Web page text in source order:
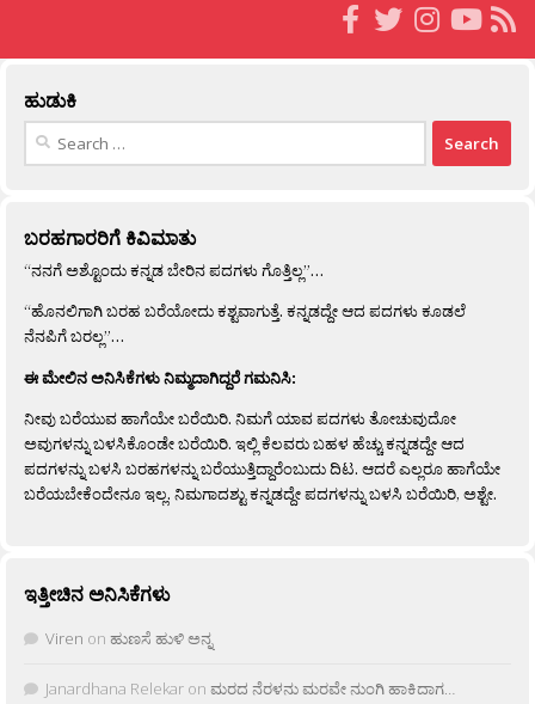
ಹುಡುಕಿ
Search
ಬರಹಗಾರರಿಗೆ ಕಿವಿಮಾತು
“ನನಗೆ ಅಶ್ಟೊಂದು ಕನ್ನಡ ಬೇರಿನ ಪದಗಳು ಗೊತ್ತಿಲ್ಲ”…
“ಹೊನಲಿಗಾಗಿ ಬರಹ ಬರೆಯೋದು ಕಶ್ಟವಾಗುತ್ತೆ. ಕನ್ನಡದ್ದೇ ಆದ ಪದಗಳು ಕೂಡಲೆ
ನೆನಪಿಗೆ ಬರಲ್ಲ”…
ಈ ಮೇಲಿನ ಅನಿಸಿಕೆಗಳು ನಿಮ್ಮದಾಗಿದ್ದರೆ ಗಮನಿಸಿ:
ನೀವು ಬರೆಯುವ ಹಾಗೆಯೇ ಬರೆಯಿರಿ. ನಿಮಗೆ ಯಾವ ಪದಗಳು ತೋಚುವುದೋ
ಅವುಗಳನ್ನು ಬಳಸಿಕೊಂಡೇ ಬರೆಯಿರಿ. ಇಲ್ಲಿ ಕೆಲವರು ಬಹಳ ಹೆಚ್ಚು ಕನ್ನಡದ್ದೇ ಆದ
ಪದಗಳನ್ನು ಬಳಸಿ ಬರಹಗಳನ್ನು ಬರೆಯುತ್ತಿದ್ದಾರೆಂಬುದು ದಿಟ. ಆದರೆ ಎಲ್ಲರೂ ಹಾಗೆಯೇ
ಬರೆಯಬೇಕೆಂದೇನೂ ಇಲ್ಲ. ನಿಮಗಾದಶ್ಟು ಕನ್ನಡದ್ದೇ ಪದಗಳನ್ನು ಬಳಸಿ ಬರೆಯಿರಿ, ಅಶ್ಟೇ.
ಇತ್ತೀಚಿನ ಅನಿಸಿಕೆಗಳು
Viren on ಹುಣಸೆ ಹುಳಿ ಅನ್ನ
Janardhana Relekar on ಮರದ ನೆರಳನು ಮರವೇ ನುಂಗಿ ಹಾಕಿದಾಗ…